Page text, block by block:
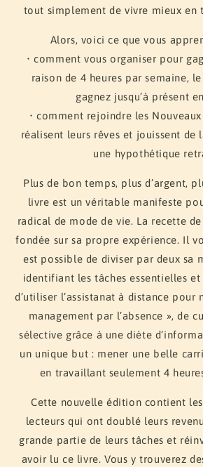
tout simplement de vivre mieux en
Alors, voici ce que vous
• comment vous organiser pour
raison de 4 heures par semaine,
gagnez jusqu’à présent
• comment rejoindre les
réalisent leurs rêves et jouissent de
une hypothétique
Plus de bon temps, plus d’argent,
livre est un véritable manifeste
radical de mode de vie. La recette
fondée sur sa propre expérience. Il
est possible de diviser par deux sa
identifiant les tâches essentielles
d’utiliser l’assistanat à distance pour
management par l’absence », de
sélective grâce à une diète
un unique but : mener une belle
en travaillant seulement 4
Cette nouvelle édition contient
lecteurs qui ont doublé leurs
grande partie de leurs tâches et
avoir lu ce livre. Vous y trouverez